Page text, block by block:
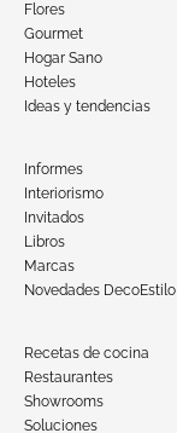
Flores
Gourmet
Hogar Sano
Hoteles
Ideas y tendencias
Informes
Interiorismo
Invitados
Libros
Marcas
Novedades DecoEstilo
Recetas de cocina
Restaurantes
Showrooms
Soluciones